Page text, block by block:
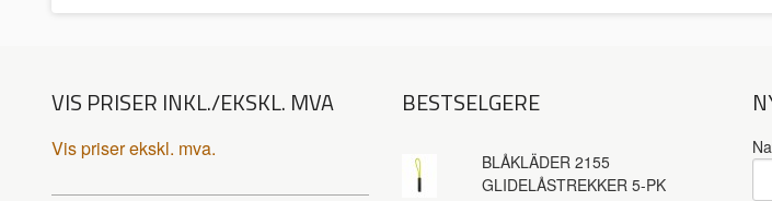
VIS PRISER INKL./EKSKL. MVA
Vis priser ekskl. mva.
BESTSELGERE
BLÅKLÄDER 2155
GLIDELÅSTREKKER 5-PK